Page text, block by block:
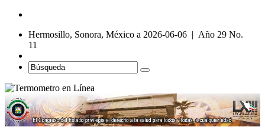
Hermosillo, Sonora, México a 2026-06-06 | Año 29 No.
11